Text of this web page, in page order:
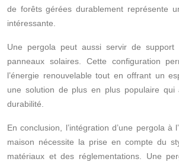
de forêts gérées durablement représente
intéressante.
Une pergola peut aussi servir de support
panneaux solaires. Cette configuration
l’énergie renouvelable tout en offrant un
une solution de plus en plus populaire qui
durabilité.
En conclusion, l’intégration d’une pergola à
maison nécessite la prise en compte du
matériaux et des réglementations. Une